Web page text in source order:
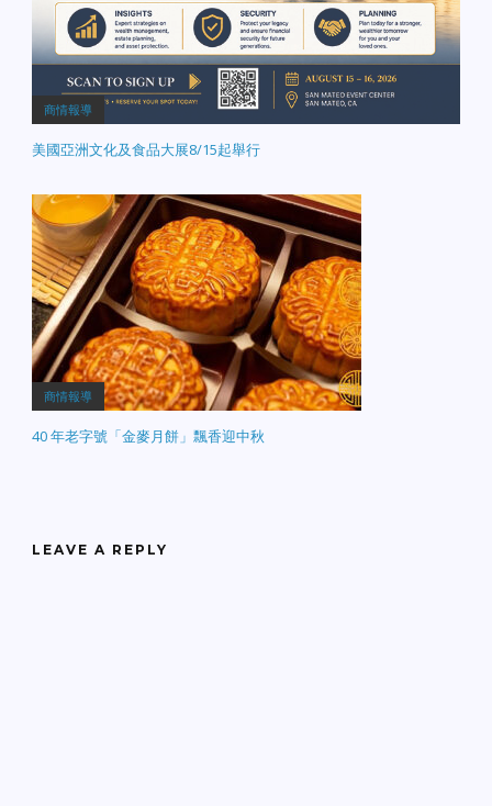
商情報導
美國亞洲文化及食品大展8/15起舉行
商情報導
40 年老字號「金麥月餅」飄香迎中秋
LEAVE A REPLY